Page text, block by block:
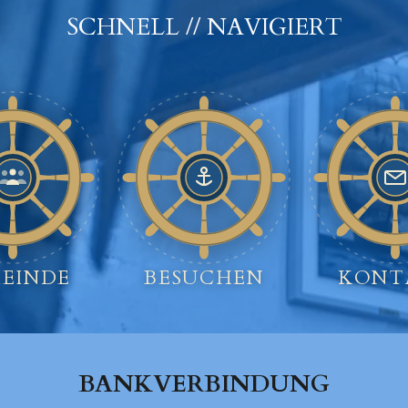
SCHNELL // NAVIGIERT
BESUCHEN
BANKVERBINDUNG